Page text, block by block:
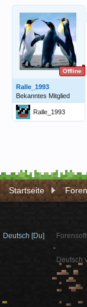
Offline
Ralle_1993
Bekanntes Mitglied
Ralle_1993
Startseite Foren
Deutsch [Du]
-
Deutsch